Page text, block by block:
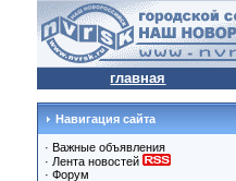
главная
Навигация сайта
· Важные объявления
· Лента новостей
· Форум